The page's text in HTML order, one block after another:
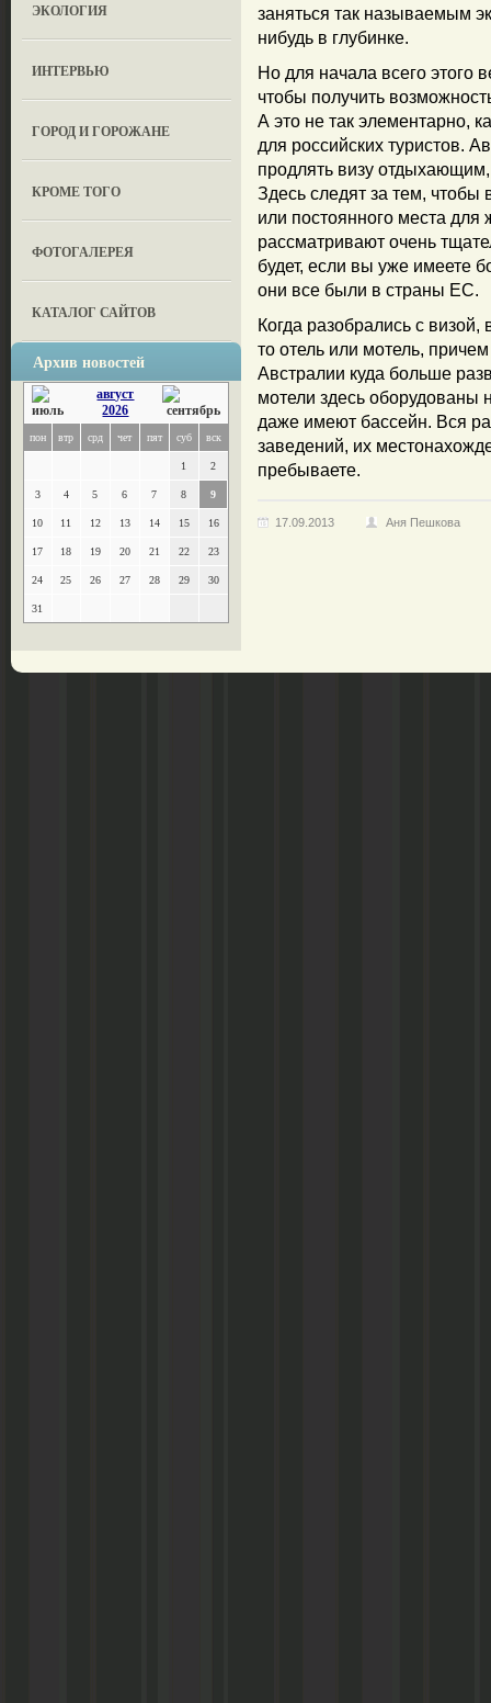
ЭКОЛОГИЯ
ИНТЕРВЬЮ
ГОРОД И ГОРОЖАНЕ
КРОМЕ ТОГО
ФОТОГАЛЕРЕЯ
КАТАЛОГ САЙТОВ
Архив новостей
август
2026
пон втр срд чет пят суб вск
1 2
3 4 5 6 7 8 9
10 11 12 13 14 15 16
17 18 19 20 21 22 23
24 25 26 27 28 29 30
31
заняться так называемым
нибудь в глубинке.
Но для начала всего этого
чтобы получить
А это не так элементарно,
для российских туристов.
продлять визу
Здесь следят за тем, чтобы
или постоянного места
рассматривают очень
будет, если вы уже имеете
они все были в страны ЕС.
Когда разобрались с
то отель или мотель,
Австралии куда больше
мотели здесь оборудованы
даже имеют бассейн. Вся
заведений, их
пребываете.
17.09.2013 Аня Пешкова